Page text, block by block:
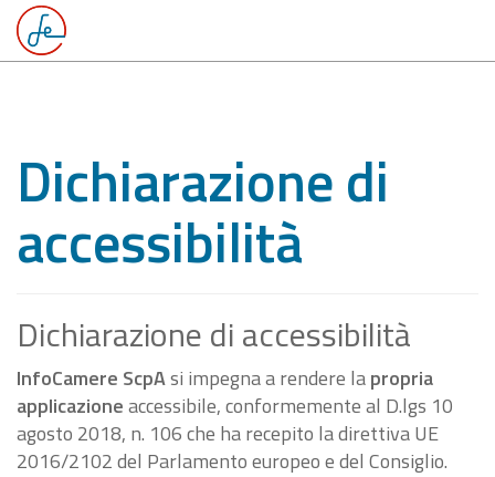
Dichiarazione di
accessibilità
Dichiarazione di accessibilità
InfoCamere ScpAsi impegna a rendere lapropria
applicazioneaccessibile, conformemente al D.lgs 10
agosto 2018, n. 106 che ha recepito la direttiva UE
2016/2102 del Parlamento europeo e del Consiglio.